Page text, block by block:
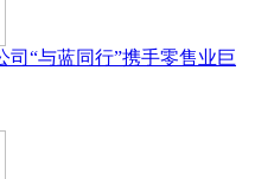
司“与蓝同行”携手零售业巨